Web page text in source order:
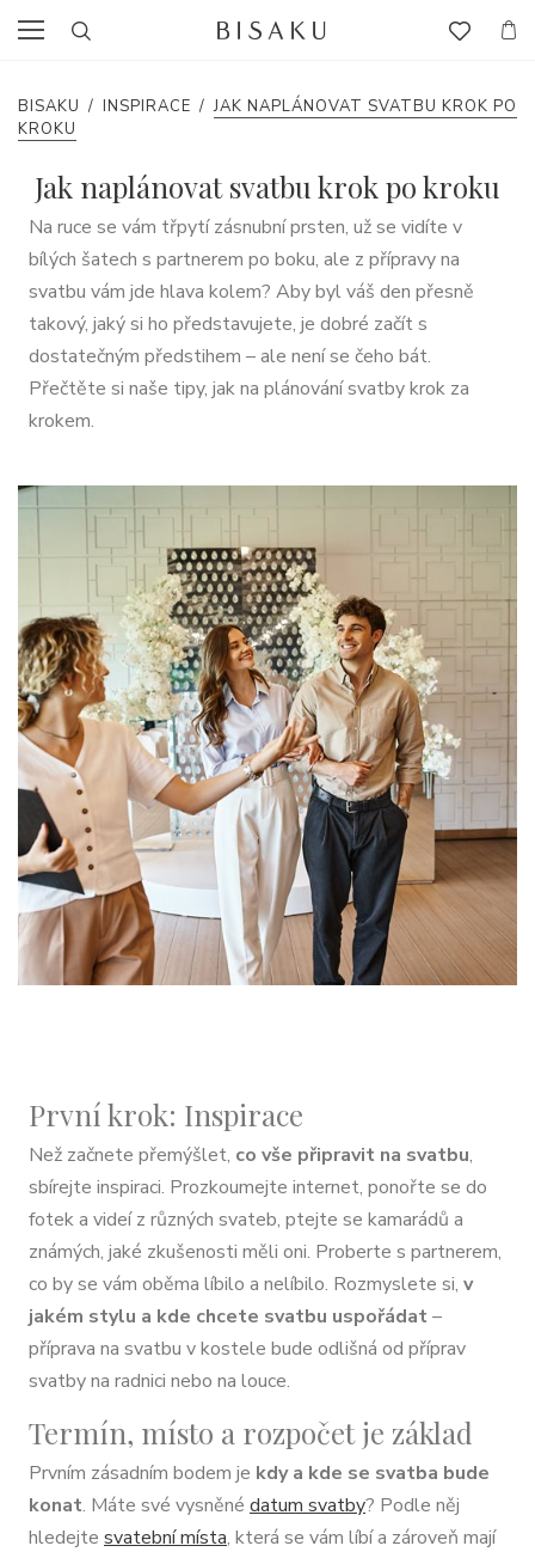
BISAKU / INSPIRACE / JAK NAPLÁNOVAT SVATBU KROK PO
KROKU
Jak naplánovat svatbu krok po kroku
Na ruce se vám třpytí zásnubní prsten, už se vidíte v
bílých šatech s partnerem po boku, ale z přípravy na
svatbu vám jde hlava kolem? Aby byl váš den přesně
takový, jaký si ho představujete, je dobré začít s
dostatečným předstihem – ale není se čeho bát.
Přečtěte si naše tipy, jak na plánování svatby krok za
krokem.
První krok: Inspirace
Než začnete přemýšlet, co vše připravit na svatbu,
sbírejte inspiraci. Prozkoumejte internet, ponořte se do
fotek a videí z různých svateb, ptejte se kamarádů a
známých, jaké zkušenosti měli oni. Proberte s partnerem,
co by se vám oběma líbilo a nelíbilo. Rozmyslete si, v
jakém stylu a kde chcete svatbu uspořádat–
příprava na svatbu v kostele bude odlišná od příprav
svatby na radnici nebo na louce.
Termín, místo a rozpočet je základ
Prvním zásadním bodem je kdy a kde se svatba bude
konat. Máte své vysněné datum svatby? Podle něj
hledejte svatební místa, která se vám líbí a zároveň mají